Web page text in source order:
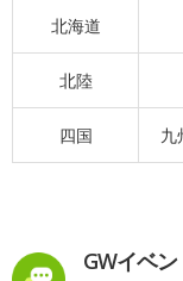
北海道
北陸
四国 九
GWイベン